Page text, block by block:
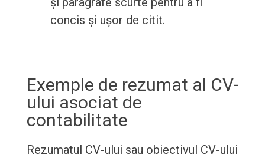
concis și ușor de citit.
Exemple de rezumat al CV-
ului asociat de
contabilitate
Rezumatul CV-ului sau obiectivul CV-ului